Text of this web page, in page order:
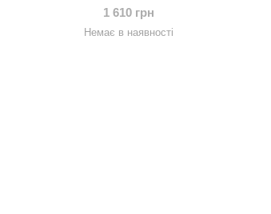
1 610 грн
Немає в наявності